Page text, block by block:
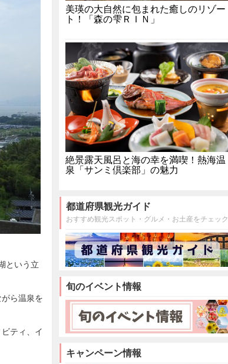
という立
ら温泉を
ティ、イ
美瑛の大自然に包まれた癒しのリゾー
ト！「森の雫ＲＩＮ」
絶景露天風呂と海の幸を満喫！熱海温
泉「サンミ倶楽部」の魅力
都道府県観光ガイド
おすすめ観光スポット・グルメ・お土産をチェック
旬のイベント情報
キャンペーン情報